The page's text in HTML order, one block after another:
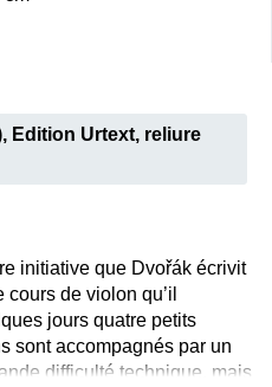
Edition Urtext, reliure
initiative que Dvořák écrivit
de violon qu’il
jours quatre petits
sont accompagnés par un
difficulté technique, mais